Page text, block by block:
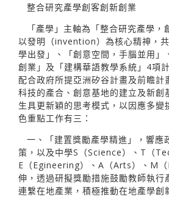
整合研究產學創客創新創業
「產學」主軸為「整合研究產學
以發明（invention）為核心精神，
學出發」、「創意空間，手腦並用」
創業」及「建構華語教學系統」4項
配合政府所提亞洲矽谷計畫及前瞻計
科技的產合、創意基地的建立及新創
生具更新穎的思考模式，以因應多變
色重點工作有三：
一、「建置獎勵產學精進」，響應
策，以及中學S（Science）、T（
E（Egineering）、A（Arts）、M
伸，透過研擬獎勵措施鼓勵教師執行
連繫在地產業，積極推動在地產學創